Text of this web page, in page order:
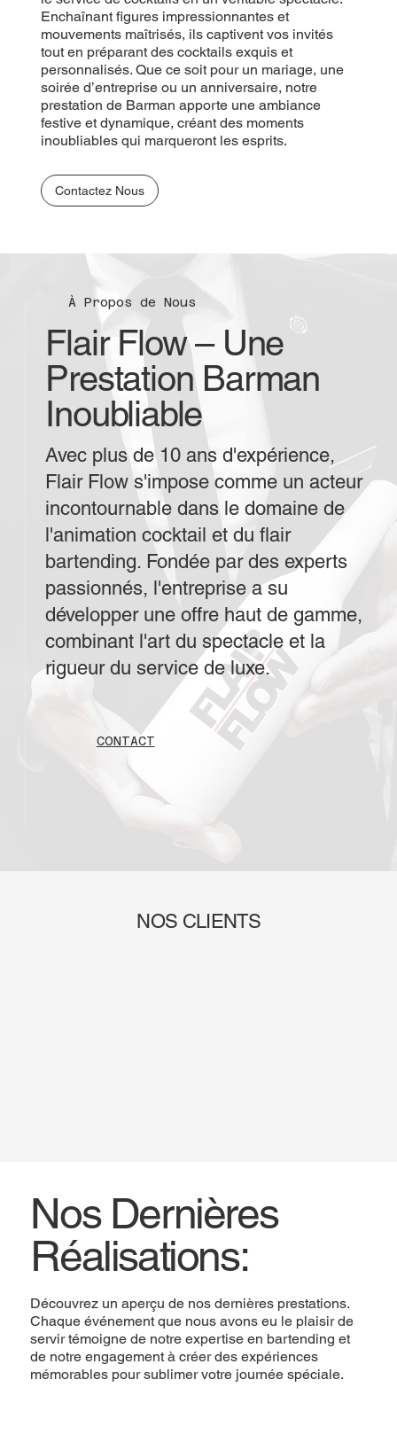
Enchaînant figures impressionnantes et
mouvements maîtrisés, ils captivent vos invités
tout en préparant des cocktails exquis et
personnalisés. Que ce soit pour un mariage, une
soirée d’entreprise ou un anniversaire, notre
prestation de Barman apporte une ambiance
festive et dynamique, créant des moments
inoubliables qui marqueront les esprits.
Contactez Nous
À Propos de Nous
Flair Flow – Une
Prestation Barman
Inoubliable
CONTACT
Avec plus de 10 ans d'expérience,
Flair Flow s'impose comme un acteur
incontournable dans le domaine de
l'animation cocktail et du flair
bartending. Fondée par des experts
passionnés, l'entreprise a su
développer une offre haut de gamme,
combinant l'art du spectacle et la
rigueur du service de luxe.
NOS CLIENTS
Nos Dernières
Réalisations:
Découvrez un aperçu de nos dernières prestations.
Chaque événement que nous avons eu le plaisir de
servir témoigne de notre expertise en bartending et
de notre engagement à créer des expériences
mémorables pour sublimer votre journée spéciale.